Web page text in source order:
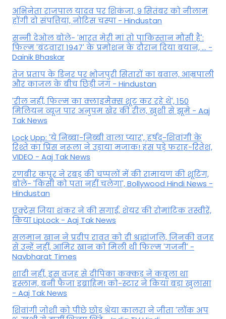
अभिनेता राजपाल यादव पर शिकंजा, 9 सितंबर को नीलाम
होंगी दो संपत्तियां, नोटिस चस्पा - Hindustan
सन्नी देओल बोले- 'भारत मेरी मां तो पाकिस्तान मौसी है':
फिल्म 'बंटवारा 1947' के प्रमोशन के दौरान दिया बयान, ... -
Dainik Bhaskar
तेज प्रताप के डिनर पर भोजपुरी सितारों का बवाल, आम्रपाली
और काजल के बीच छिड़ी जंग - Hindustan
'रील नहीं, फिल्म का क्लाइमैक्स शूट कर रहे थे', 150
मिलियन व्यूज पार अनुपम खेर की रील, खुशी से झूमे - Aaj
Tak News
Lock Upp: 'ये निब्बा-निब्बी वाला प्यार', हर्षद-शिवांगी के
रिश्ते का प्रिंस नरूला ने उड़ाया मजाक! हंस पड़े फराह-रितेश,
VIDEO - Aaj Tak News
रणबीर कपूर ने रबड़ की चप्पलों में की रामायण की शूटिंग,
बोले- 'किसी को पता नहीं चलेगा', Bollywood Hindi News -
Hindustan
एक्ट्रेस जिया शंकर ने की सगाई, शेयर की रोमांटिक तस्वीरें,
किया LipLock - Aaj Tak News
सलमान खान ने प्रदीप रावत को दी श्रद्धांजलि, जिनकी वजह
से उन्हें नहीं, आमिर खान को मिली थी फिल्म 'गजनी' -
Navbharat Times
शादी नहीं, इस वजह से दीपिका कक्कड़ ने कबूला था
इस्लाम, बनी फैजा इब्राहिम! को-स्टार ने किया बड़ा खुलासा
- Aaj Tak News
शिवांगी जोशी को पीछे छोड़ श्रेया कालरा ने जीता 'लॉक अप